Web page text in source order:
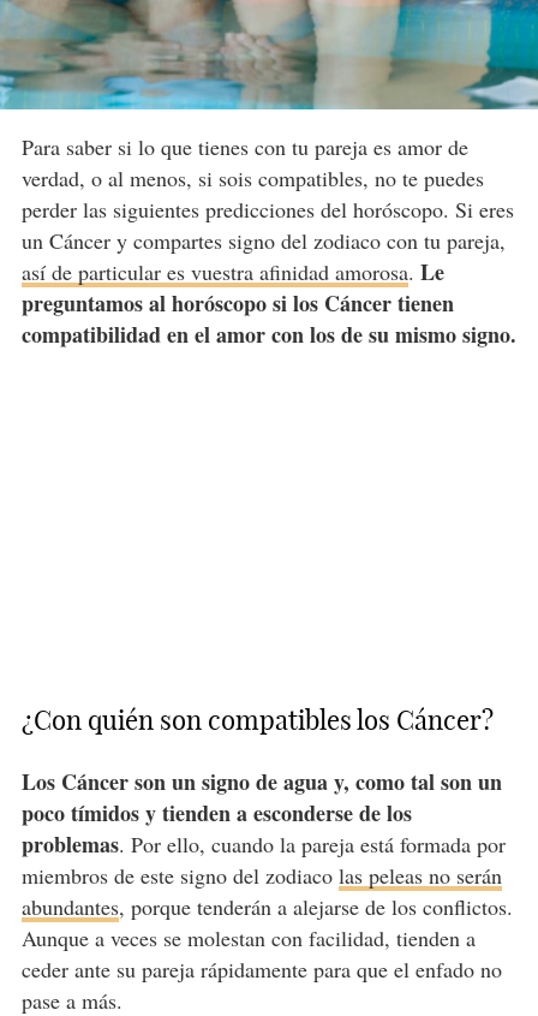
Para saber si lo que tienes con tu pareja es amor de
verdad, o al menos, si sois compatibles, no te puedes
perder las siguientes predicciones del horóscopo. Si eres
un Cáncer y compartes signo del zodiaco con tu pareja,
así de particular es vuestra afinidad amorosa. Le
preguntamos al horóscopo si los Cáncer tienen
compatibilidad en el amor con los de su mismo signo.
¿Con quién son compatibles los Cáncer?
Los Cáncer son un signo de agua y, como tal son un
poco tímidos y tienden a esconderse de los
problemas. Por ello, cuando la pareja está formada por
miembros de este signo del zodiaco las peleas no serán
abundantes, porque tenderán a alejarse de los conflictos.
Aunque a veces se molestan con facilidad, tienden a
ceder ante su pareja rápidamente para que el enfado no
pase a más.